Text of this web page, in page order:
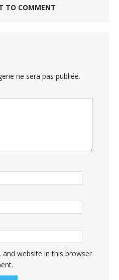
TO COMMENT
ne sera pas publiée.
and website in this browser